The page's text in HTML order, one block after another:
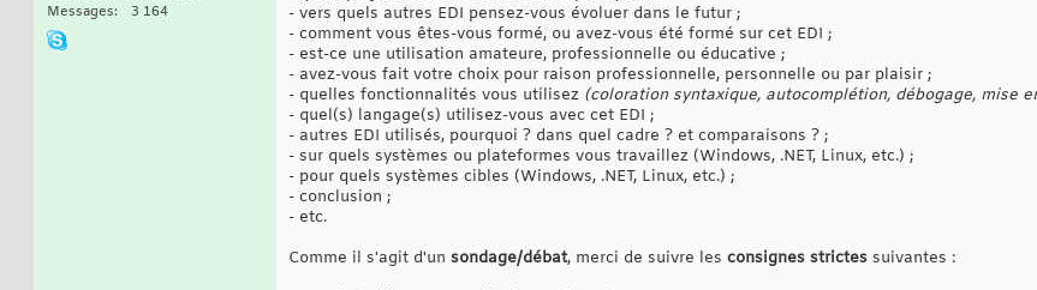
Messages
3 164
- vers quels autres EDI pensez-vous évoluer dans le futur ;
- comment vous êtes-vous formé, ou avez-vous été formé sur cet EDI ;
- est-ce une utilisation amateure, professionnelle ou éducative ;
- avez-vous fait votre choix pour raison professionnelle, personnelle ou par plaisir ;
- quelles fonctionnalités vous utilisez (coloration syntaxique, autocomplétion, débogage, mise
- quel(s) langage(s) utilisez-vous avec cet EDI ;
- autres EDI utilisés, pourquoi ? dans quel cadre ? et comparaisons ? ;
- sur quels systèmes ou plateformes vous travaillez (Windows, .NET, Linux, etc.) ;
- pour quels systèmes cibles (Windows, .NET, Linux, etc.) ;
- conclusion ;
- etc.
Comme il s'agit d'un sondage/débat, merci de suivre les consignes strictes suivantes :